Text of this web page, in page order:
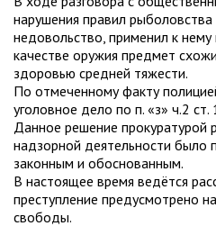
нарушения правил
недовольство, применил к нему
качестве оружия предмет
здоровью средней тяжести.
По отмеченному факту
уголовное дело по п. «з» ч.2
Данное решение прокуратурой
надзорной деятельности было
законным и обоснованным.
В настоящее время ведётся
преступление предусмотрено
свободы.